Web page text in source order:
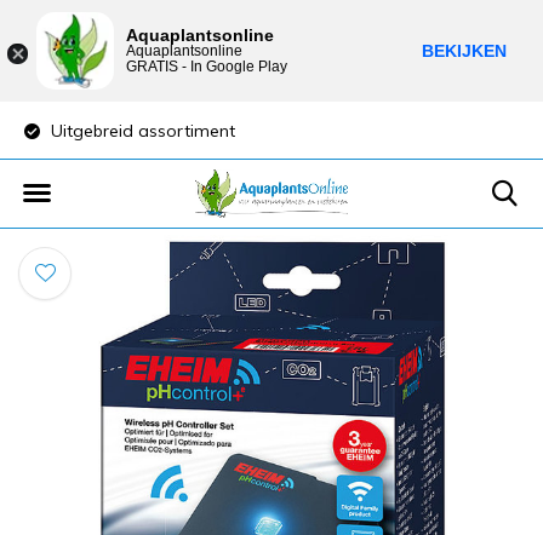
Uitgebreid assortiment
Aquaplantsonline
Aquaplantsonline
GRATIS - In Google Play
BEKIJKEN